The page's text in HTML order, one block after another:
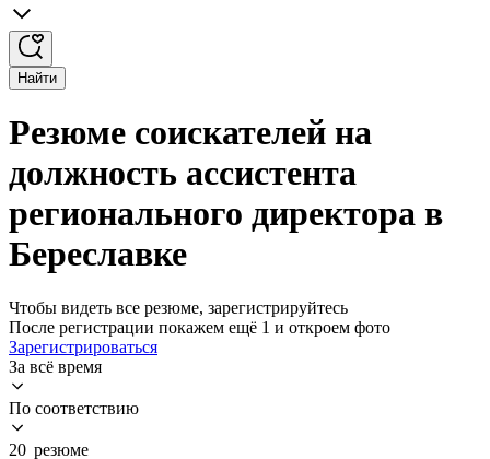
Найти
Резюме соискателей на
должность ассистента
регионального директора в
Береславке
Чтобы видеть все резюме, зарегистрируйтесь
После регистрации покажем ещё 1 и откроем фото
Зарегистрироваться
За всё время
По соответствию
20 резюме